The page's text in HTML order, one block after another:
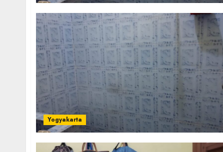
Yogyakarta